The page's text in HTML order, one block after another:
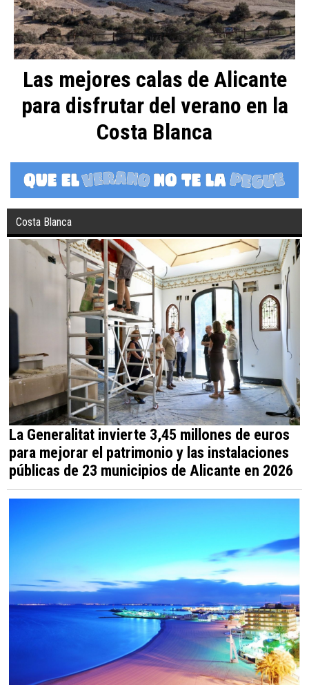
Las mejores calas de Alicante
para disfrutar del verano en la
Costa Blanca
Costa Blanca
La Generalitat invierte 3,45 millones de euros
para mejorar el patrimonio y las instalaciones
públicas de 23 municipios de Alicante en 2026